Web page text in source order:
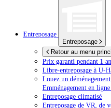
Entreposage
Entreposage
Retour au menu
Prix garanti pendant 1 an
Libre-entreposage à U-
Louez un
Emménagement en
Entreposage climatisé
Entreposage de VR, de